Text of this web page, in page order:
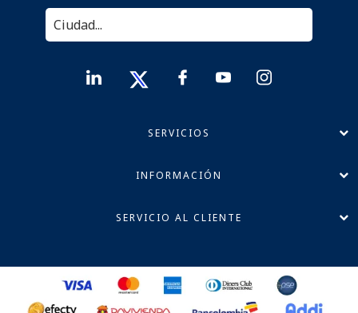
SERVICIOS
INFORMACIÓN
SERVICIO AL CLIENTE